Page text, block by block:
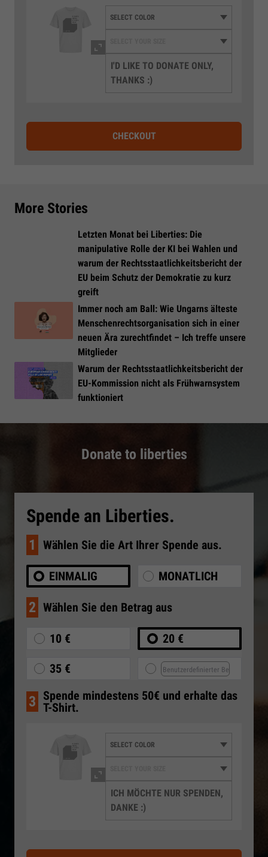
I'D LIKE TO DONATE ONLY,
THANKS :)
CHECKOUT
More Stories
Letzten Monat bei Liberties: Die
manipulative Rolle der KI bei Wahlen und
warum der Rechtsstaatlichkeitsbericht der
EU beim Schutz der Demokratie zu kurz
greift
Immer noch am Ball: Wie Ungarns älteste
Menschenrechtsorganisation sich in einer
neuen Ära zurechtfindet – Ich treffe unsere
Mitglieder
Warum der Rechtsstaatlichkeitsbericht der
EU-Kommission nicht als Frühwarnsystem
funktioniert
Donate to liberties
Spende an Liberties.
1 Wählen Sie die Art Ihrer Spende aus.
EINMALIG MONATLICH
2 Wählen Sie den Betrag aus
10 € 20 €
35 €
3 Spende mindestens 50€ und erhalte das
T-Shirt.
ICH MÖCHTE NUR SPENDEN,
DANKE :)